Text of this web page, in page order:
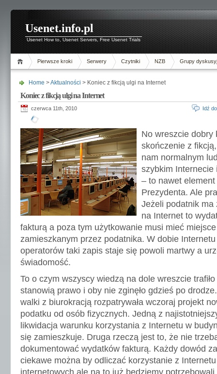
Usenet.info.pl
Usenet How to, Usenet Servers, Free Usenet Trials
Pierwsze kroki Serwery Czytniki NZB Grupy
Home >Aktualności > Koniec z fikcją ulgi na Internet
Koniec z fikcją ulgi na Internet
czerwca 11th, 2010 Idź
No wreszcie dobry
skończenie z
nam normalnym
szybkim Internecie
– to nawet
Prezydenta. Ale
Jeżeli podatnik ma
na Internet to
fakturą a poza tym użytkowanie musi mieć
zamieszkanym przez podatnika. W dobie
operatorów taki zapis staje się powoli martwy a
świadomość.
To o czym wszyscy wiedzą na dole wreszcie
stanowią prawo i oby nie zginęło gdzieś po
walki z biurokracją rozpatrywała wczoraj projekt
podatku od osób fizycznych. Jedną z
likwidacja warunku korzystania z Internetu w
się zamieszkuje. Druga rzeczą jest to, że nie
dokumentować wydatków fakturą. Każdy dowód
ciekawe można by odliczać korzystanie z
internetowych ale na to już będziemy